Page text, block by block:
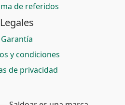
de referidos
Legales
Garantía
y condiciones
de privacidad